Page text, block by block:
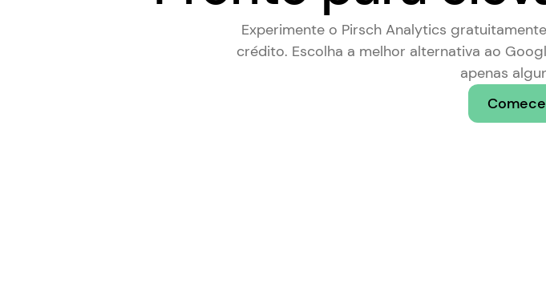
Experimente o Pirsch Analytics
crédito. Escolha a melhor alternativa ao
apenas